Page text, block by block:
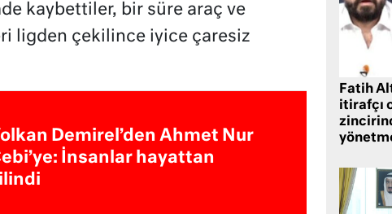
kaybettiler, bir süre araç ve
ligden çekilince iyice çaresiz
Demirel’den Ahmet Nur
İnsanlar hayattan
Fatih
itirafçı